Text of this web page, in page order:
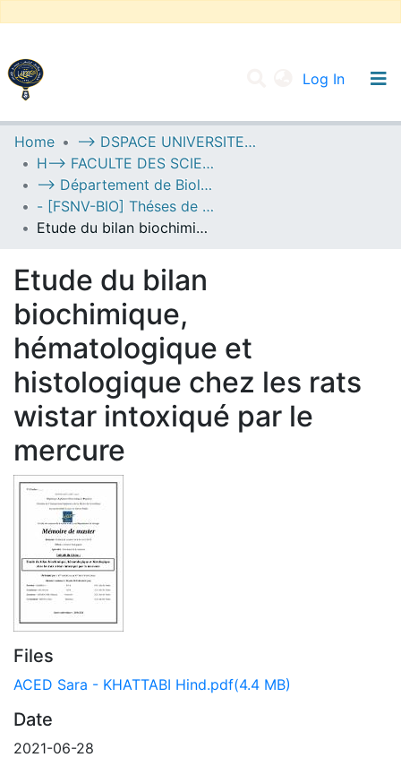
Log In
UNIVERSITY OF D.L SIDI BEL ABBES
Communities & Collections
All of DSpace
Statistics
Home
--> DSPACE UNIVERSITE DJILALLI LIABES DE SIDI BEL ABBES
H--> FACULTE DES SCIENCES DE LA NATURE ET DE LA VIE
--> Département de Biologie
- [FSNV-BIO] Théses de Master II
Etude du bilan biochimique, hématologique et histologique chez les rats wistar intoxiqué par le mercure
Etude du bilan
biochimique,
hématologique et
histologique chez les rats
wistar intoxiqué par le
mercure
Files
ACED Sara - KHATTABI Hind.pdf(4.4 MB)
Date
2021-06-28